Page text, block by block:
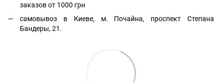
заказов от 1000 грн
самовывоз в Киеве, м. Почайна, проспект Степана
Бандеры, 21.